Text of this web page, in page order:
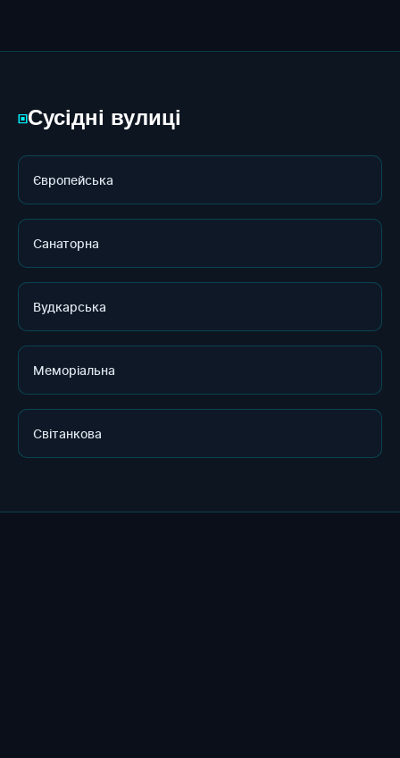
▣Сусідні вулиці
Європейська
Санаторна
Вудкарська
Меморіальна
Світанкова